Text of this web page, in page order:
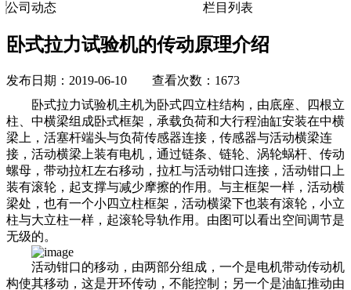
公司动态 栏目列表
卧式拉力试验机的传动原理介绍
发布日期：2019-06-10 查看次数：1673
卧式拉力试验机主机为卧式四立柱结构，由底座、四根立
柱、中横梁组成卧式框架，承载负荷和大行程油缸安装在中横
梁上，活塞杆端头与负荷传感器连接，传感器与活动横梁连
接，活动横梁上装有电机，通过链条、链轮、涡轮蜗杆、传动
螺母，带动拉杠左右移动，拉杠与活动钳口连接，活动钳口上
装有滚轮，起支撑与减少摩擦的作用。与主框架一样，活动横
梁处，也有一个小四立柱框架，活动横梁下也装有滚轮，小立
柱与大立柱一样，起滚轮导轨作用。由图可以看出空间调节是
无级的。
活动钳口的移动，由两部分组成，一个是电机带动传动机
构使其移动，这是开环传动，不能控制；另一个是油缸推动由